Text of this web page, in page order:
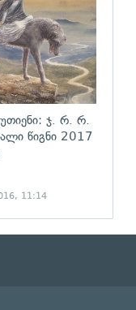
ჯ. რ. რ.
წიგნი 2017
11:14